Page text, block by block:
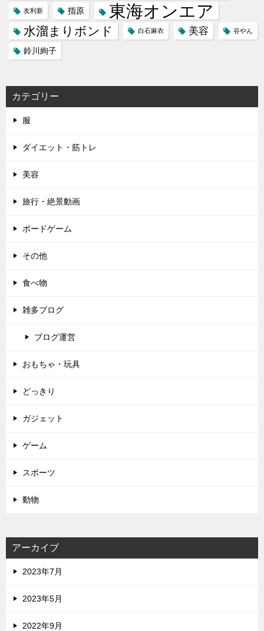
友利新 指原 東海オンエア
水溜まりボンド 白石麻衣 美容 谷やん
鈴川絢子
カテゴリー
服
ダイエット・筋トレ
美容
旅行・絶景動画
ボードゲーム
その他
食べ物
雑多ブログ
ブログ運営
おもちゃ・玩具
どっきり
ガジェット
ゲーム
スポーツ
動物
アーカイブ
2023年7月
2023年5月
2022年9月